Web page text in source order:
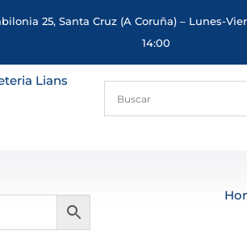
25, Santa Cruz (A Coruña) – Lunes-
14:00